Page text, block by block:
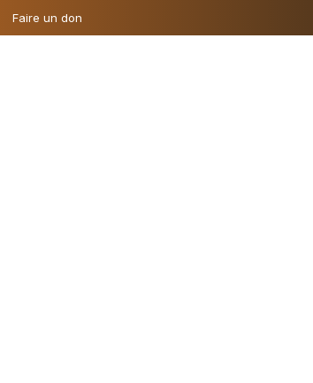
Faire un don